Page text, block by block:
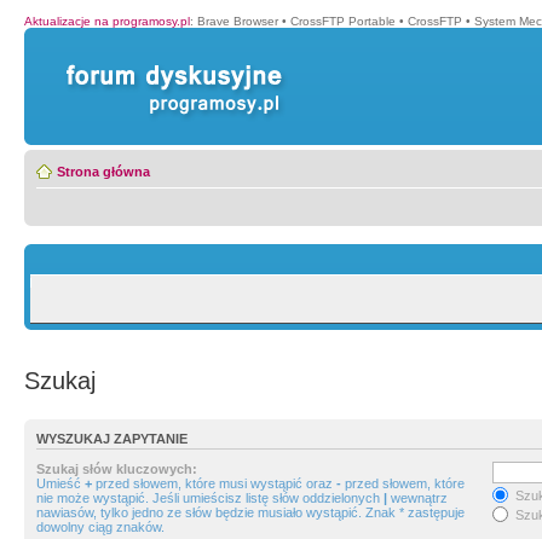
Aktualizacje na programosy.pl: Brave Browser • CrossFTP Portable • CrossFTP • System
Strona główna
Szukaj
WYSZUKAJ ZAPYTANIE
Szukaj słów kluczowych:
Umieść + przed słowem, które musi wystąpić oraz - przed słowem, które
nie może wystąpić. Jeśli umieścisz listę słów oddzielonych | wewnątrz
nawiasów, tylko jedno ze słów będzie musiało wystąpić. Znak * zastępuje
dowolny ciąg znaków.